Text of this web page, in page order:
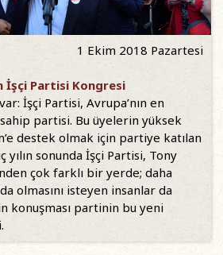
1 Ekim 2018 Pazartesi
İşçi Partisi Kongresi
İşçi Partisi, Avrupa’nın en
sahip partisi. Bu üyelerin yüksek
destek olmak için partiye katılan
sonunda İşçi Partisi, Tony
çok farklı bir yerde; daha
olmasını isteyen insanlar da
konuşması partinin bu yeni